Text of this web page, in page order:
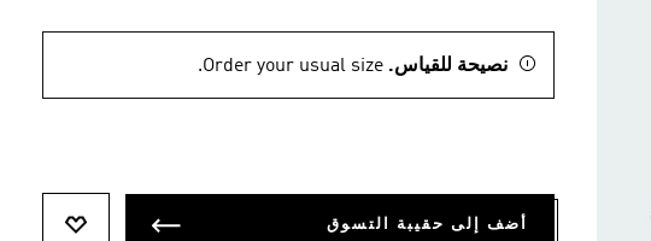
نصيحة للقياس.Order your usual size.
أضف إلى حقيبة التسوق